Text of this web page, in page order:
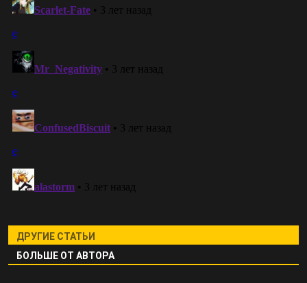
ДРУГИЕ СТАТЬИ
БОЛЬШЕ ОТ АВТОРА